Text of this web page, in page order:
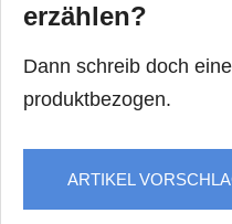
erzählen?
Dann schreib doch
produktbezogen.
ARTIKEL